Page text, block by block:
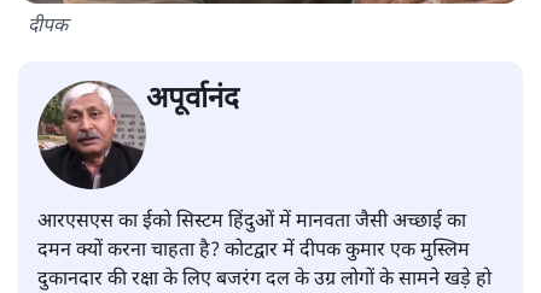
दीपक
अपूर्वानंद
आरएसएस का ईको सिस्टम हिंदुओं में मानवता जैसी अच्छाई का
दमन क्यों करना चाहता है? कोटद्वार में दीपक कुमार एक मुस्लिम
दुकानदार की रक्षा के लिए बजरंग दल के उग्र लोगों के सामने खड़े हो